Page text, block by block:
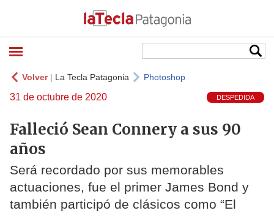
Volver| La Tecla Patagonia Photoshop
31 de octubre de 2020 DESPEDIDA
Falleció Sean Connery a sus 90
años
Será recordado por sus memorables
actuaciones, fue el primer James Bond y
también participó de clásicos como “El